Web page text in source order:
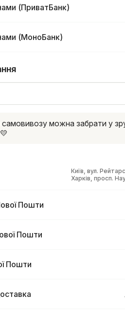
(ПриватБанк)
(МоноБанк)
можна забрати у
Київ, вул.
Харків, просп.
Пошти
Пошти
Пошти